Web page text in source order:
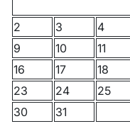
2
3 4
9
10 11
16
17 18
23
24 25
30
31